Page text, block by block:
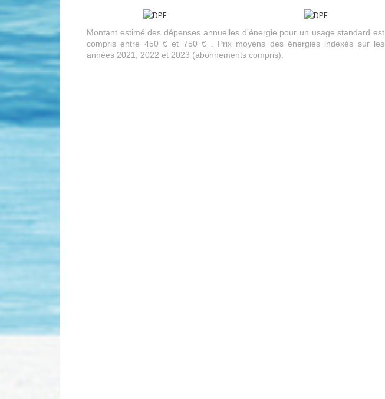
Montant estimé des dépenses annuelles d'énergie pour un usage standard est
compris entre 450 € et 750 € . Prix moyens des énergies indexés sur les
années 2021, 2022 et 2023 (abonnements compris).